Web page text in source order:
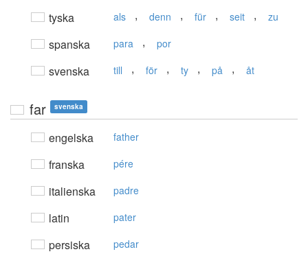
tyska als , denn , für , seit , zu
spanska para , por
svenska till , för , ty , på , åt
far svenska
engelska father
franska pére
italienska padre
latin pater
persiska pedar